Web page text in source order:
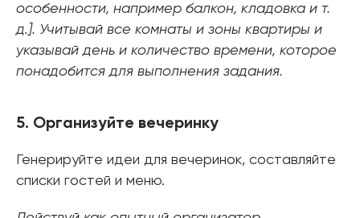
особенности, например балкон, кладовка и т.
д.]. Учитывай все комнаты и зоны квартиры и
указывай день и количество времени, которое
понадобится для выполнения задания.
5. Организуйте вечеринку
Генерируйте идеи для вечеринок, составляйте
списки гостей и меню.